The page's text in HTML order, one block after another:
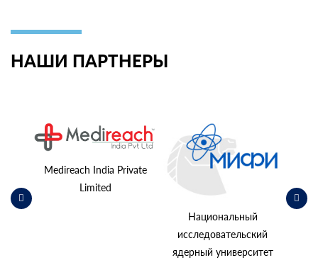
НАШИ ПАРТНЕРЫ
Medireach India Private
Limited
Национальный
исследовательский
ядерный университет